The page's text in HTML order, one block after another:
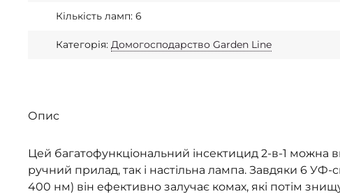
Кількість ламп: 6
Категорія: Домогосподарство Garden Line
Опис
Цей багатофункціональний інсектицид 2-в-1 можна
ручний прилад, так і настільна лампа. Завдяки 6 УФ-
400 нм) він ефективно залучає комах, які потім